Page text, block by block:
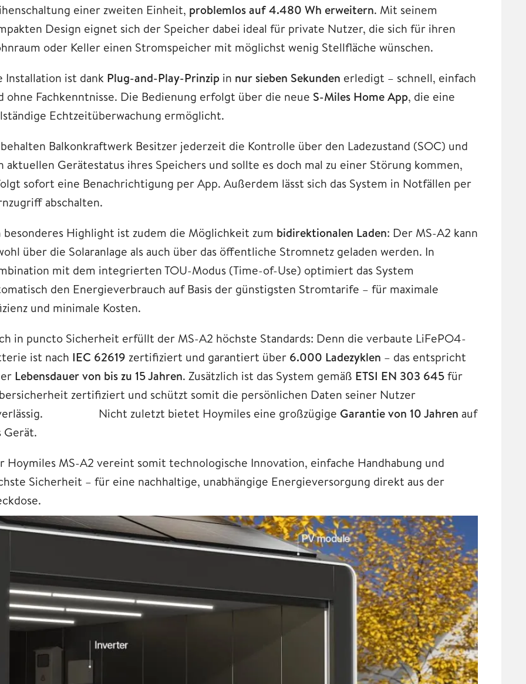
einer zweiten Einheit, problemlos auf 4.480 Wh erweitern. Mit seinem
Design eignet sich der Speicher dabei ideal für private Nutzer, die sich für ihren
oder Keller einen Stromspeicher mit möglichst wenig Stellfläche wünschen.
Installation ist dank Plug-and-Play-Prinzip in nur sieben Sekunden erledigt – schnell, einfach
ohne Fachkenntnisse. Die Bedienung erfolgt über die neue S-Miles Home App, die eine
Echtzeitüberwachung ermöglicht.
Balkonkraftwerk Besitzer jederzeit die Kontrolle über den Ladezustand (SOC) und
aktuellen Gerätestatus ihres Speichers und sollte es doch mal zu einer Störung kommen,
sofort eine Benachrichtigung per App. Außerdem lässt sich das System in Notfällen per
abschalten.
besonderes Highlight ist zudem die Möglichkeit zum bidirektionalen Laden: Der MS-A2 kann
über die Solaranlage als auch über das öffentliche Stromnetz geladen werden. In
mit dem integrierten TOU-Modus (Time-of-Use) optimiert das System
den Energieverbrauch auf Basis der günstigsten Stromtarife – für maximale
und minimale Kosten.
in puncto Sicherheit erfüllt der MS-A2 höchste Standards: Denn die verbaute LiFePO4-
ist nach IEC 62619 zertifiziert und garantiert über 6.000 Ladezyklen – das entspricht
Lebensdauer von bis zu 15 Jahren. Zusätzlich ist das System gemäß ETSI EN 303 645für
zertifiziert und schützt somit die persönlichen Daten seiner Nutzer
Nicht zuletzt bietet Hoymiles eine großzügige Garantie von 10 Jahren auf
Gerät.
Hoymiles MS-A2 vereint somit technologische Innovation, einfache Handhabung und
Sicherheit – für eine nachhaltige, unabhängige Energieversorgung direkt aus der